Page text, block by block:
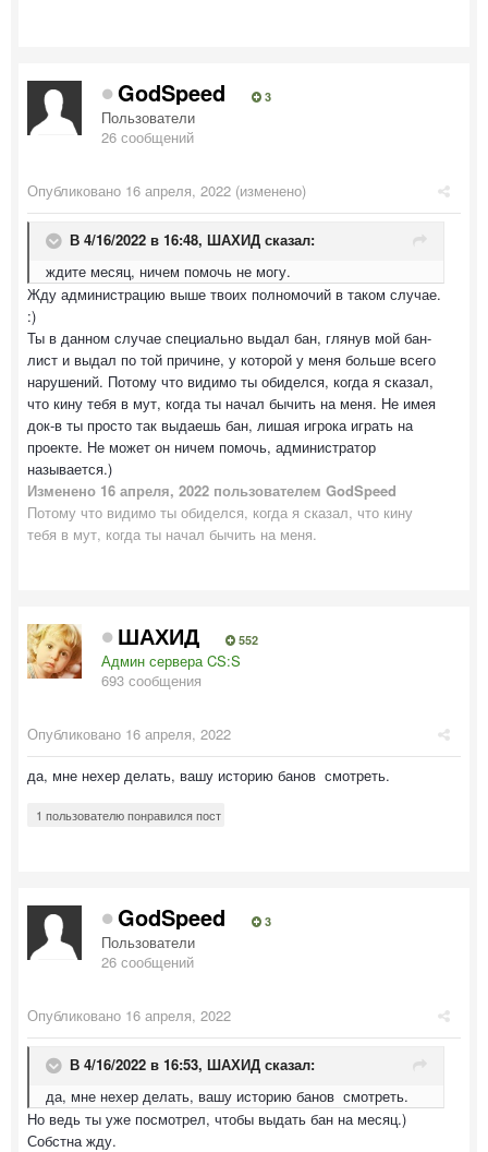
GodSpeed 3
Пользователи
26 сообщений
Опубликовано 16 апреля, 2022 (изменено)
В 4/16/2022 в 16:48, ШАХИД сказал:
ждите месяц, ничем помочь не могу.
Жду администрацию выше твоих полномочий в таком случае.
:)
Ты в данном случае специально выдал бан, глянув мой бан-
лист и выдал по той причине, у которой у меня больше всего
нарушений. Потому что видимо ты обиделся, когда я сказал,
что кину тебя в мут, когда ты начал бычить на меня. Не имея
док-в ты просто так выдаешь бан, лишая игрока играть на
проекте. Не может он ничем помочь, администратор
называется.)
Изменено 16 апреля, 2022 пользователем GodSpeed
Потому что видимо ты обиделся, когда я сказал, что кину
тебя в мут, когда ты начал бычить на меня.
ШАХИД 552
Админ сервера CS:S
693 сообщения
Опубликовано 16 апреля, 2022
да, мне нехер делать, вашу историю банов смотреть.
1 пользователю понравился пост
GodSpeed 3
Пользователи
26 сообщений
Опубликовано 16 апреля, 2022
В 4/16/2022 в 16:53, ШАХИД сказал:
да, мне нехер делать, вашу историю банов смотреть.
Но ведь ты уже посмотрел, чтобы выдать бан на месяц.)
Собстна жду.